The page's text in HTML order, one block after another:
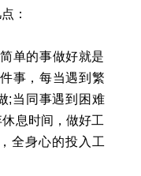
：
单的事做好就是
事，每当遇到繁
;当同事遇到困难
息时间，做好工
全身心的投入工